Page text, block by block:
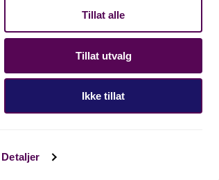
Detaljer
Tillat alle
Tillat utvalg
Ikke tillat